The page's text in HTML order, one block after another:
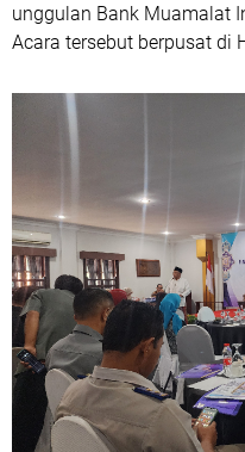
unggulan Bank Muamalat
Acara tersebut berpusat di